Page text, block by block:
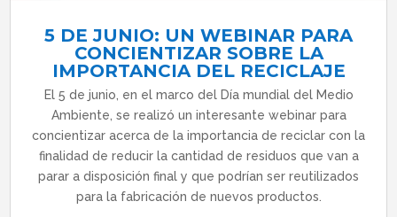
5 DE JUNIO: UN WEBINAR PARA
CONCIENTIZAR SOBRE LA
IMPORTANCIA DEL RECICLAJE
El 5 de junio, en el marco del Día mundial del Medio
Ambiente, se realizó un interesante webinar para
concientizar acerca de la importancia de reciclar con la
finalidad de reducir la cantidad de residuos que van a
parar a disposición final y que podrían ser reutilizados
para la fabricación de nuevos productos.